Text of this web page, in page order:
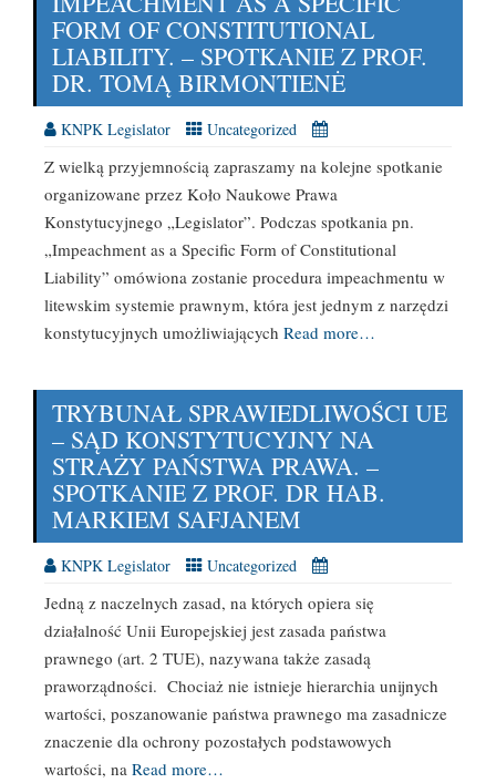
FORM OF CONSTITUTIONAL
LIABILITY. – SPOTKANIE Z PROF.
DR. TOMĄ BIRMONTIENĖ
KNPK Legislator Uncategorized
Z wielką przyjemnością zapraszamy na kolejne spotkanie
organizowane przez Koło Naukowe Prawa
Konstytucyjnego „Legislator”. Podczas spotkania pn.
„Impeachment as a Specific Form of Constitutional
Liability” omówiona zostanie procedura impeachmentu w
litewskim systemie prawnym, która jest jednym z narzędzi
konstytucyjnych umożliwiających Read more…
TRYBUNAŁ SPRAWIEDLIWOŚCI UE
– SĄD KONSTYTUCYJNY NA
STRAŻY PAŃSTWA PRAWA. –
SPOTKANIE Z PROF. DR HAB.
MARKIEM SAFJANEM
KNPK Legislator Uncategorized
Jedną z naczelnych zasad, na których opiera się
działalność Unii Europejskiej jest zasada państwa
prawnego (art. 2 TUE), nazywana także zasadą
praworządności. Chociaż nie istnieje hierarchia unijnych
wartości, poszanowanie państwa prawnego ma zasadnicze
znaczenie dla ochrony pozostałych podstawowych
wartości, na Read more…